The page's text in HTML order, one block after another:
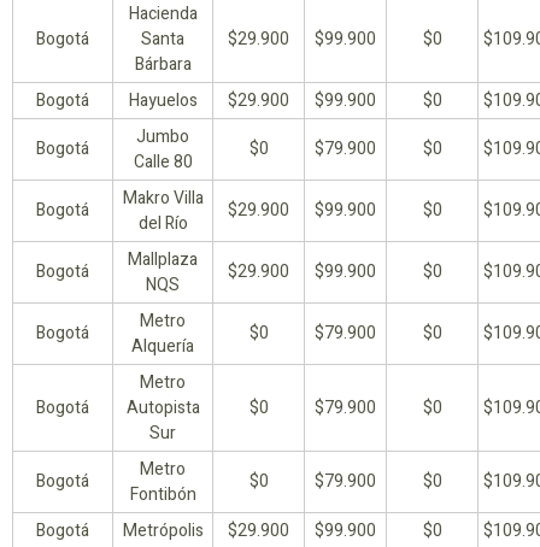
Bogotá
Hacienda
Santa
Bárbara
$29.900 $99.900 $0
Bogotá Hayuelos $29.900 $99.900 $0
Bogotá
Jumbo
Calle 80
$0 $79.900 $0
Bogotá
Makro Villa
del Río
$29.900 $99.900 $0
Bogotá
Mallplaza
NQS
$29.900 $99.900 $0
Bogotá
Metro
Alquería
$0 $79.900 $0
Bogotá
Metro
Autopista
Sur
$0 $79.900 $0
Bogotá
Metro
Fontibón
$0 $79.900 $0
Bogotá
Metrópolis $29.900 $99.900 $0